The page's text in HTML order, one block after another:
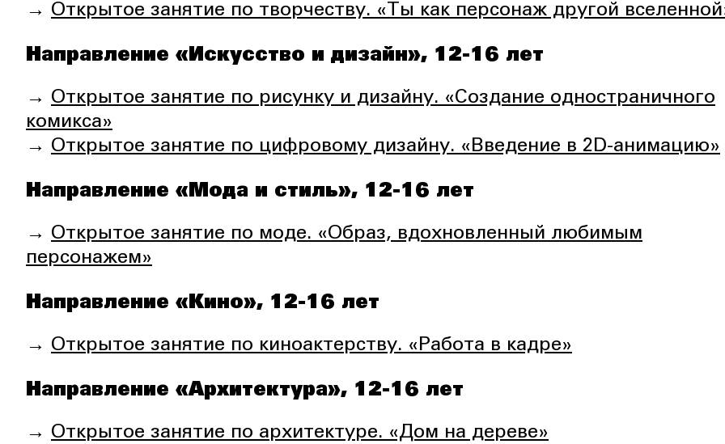
→ Открытое занятие по творчеству. «Ты как персонаж другой
Направление «Искусство и дизайн», 12-16 лет
→ Открытое занятие по рисунку и дизайну. «Создание одностраничного
комикса»
→ Открытое занятие по цифровому дизайну. «Введение в 2D-анимацию»
Направление «Мода и стиль», 12-16 лет
→ Открытое занятие по моде. «Образ, вдохновленный любимым
персонажем»
Направление «Кино», 12-16 лет
→ Открытое занятие по киноактерству. «Работа в кадре»
Направление «Архитектура», 12-16 лет
→ Открытое занятие по архитектуре. «Дом на дереве»